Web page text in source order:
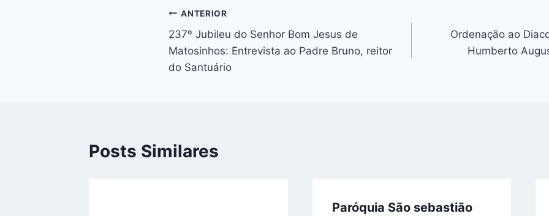
Navegação
de
Post
ANTERIOR
237º Jubileu do Senhor Bom Jesus de
Matosinhos: Entrevista ao Padre Bruno, reitor
do Santuário
Ordenação ao
Humberto
Posts Similares
Paróquia São sebastião